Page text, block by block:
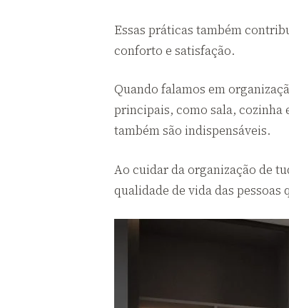
Essas práticas também
conforto e satisfação.
Quando falamos em
principais, como sala, cozinha
também são indispensáveis.
Ao cuidar da organização de
qualidade de vida das pessoas